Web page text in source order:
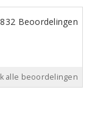
832 Beoordelingen
alle beoordelingen